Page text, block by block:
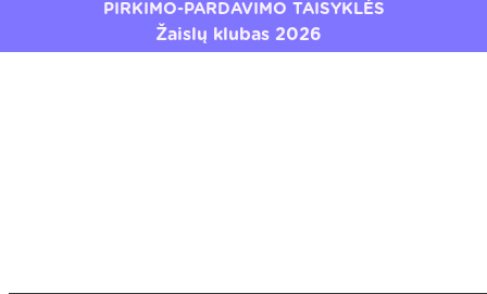
PIRKIMO-PARDAVIMO TAISYKLĖS
Žaislų klubas 2026